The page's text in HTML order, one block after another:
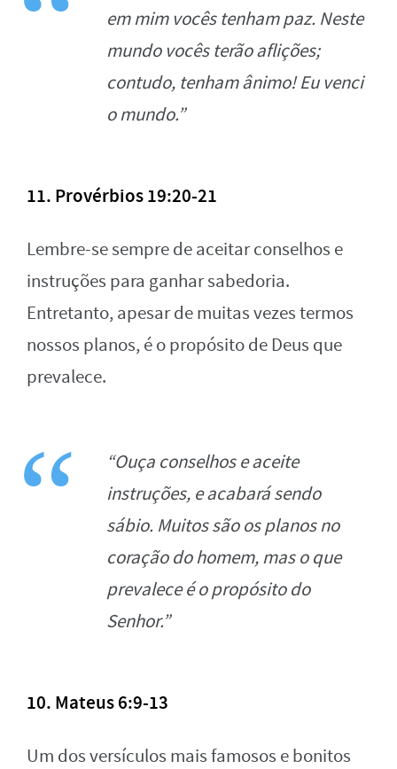
em mim vocês tenham paz. Neste
mundo vocês terão aflições;
contudo, tenham ânimo! Eu venci
o mundo.”
11. Provérbios 19:20-21
Lembre-se sempre de aceitar conselhos e
instruções para ganhar sabedoria.
Entretanto, apesar de muitas vezes termos
nossos planos, é o propósito de Deus que
prevalece.
“Ouça conselhos e aceite
instruções, e acabará sendo
sábio. Muitos são os planos no
coração do homem, mas o que
prevalece é o propósito do
Senhor.”
10. Mateus 6:9-13
Um dos versículos mais famosos e bonitos